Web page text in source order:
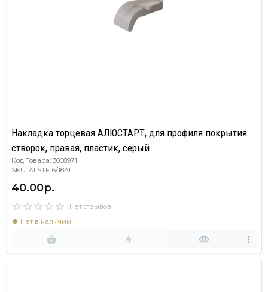
Накладка торцевая АЛЮСТАРТ, для профиля покрытия
створок, правая, пластик, серый
Код Товара: 3008971
SKU: ALSTF16/18AL
40.00р.
Нет отзывов
Нет в наличии